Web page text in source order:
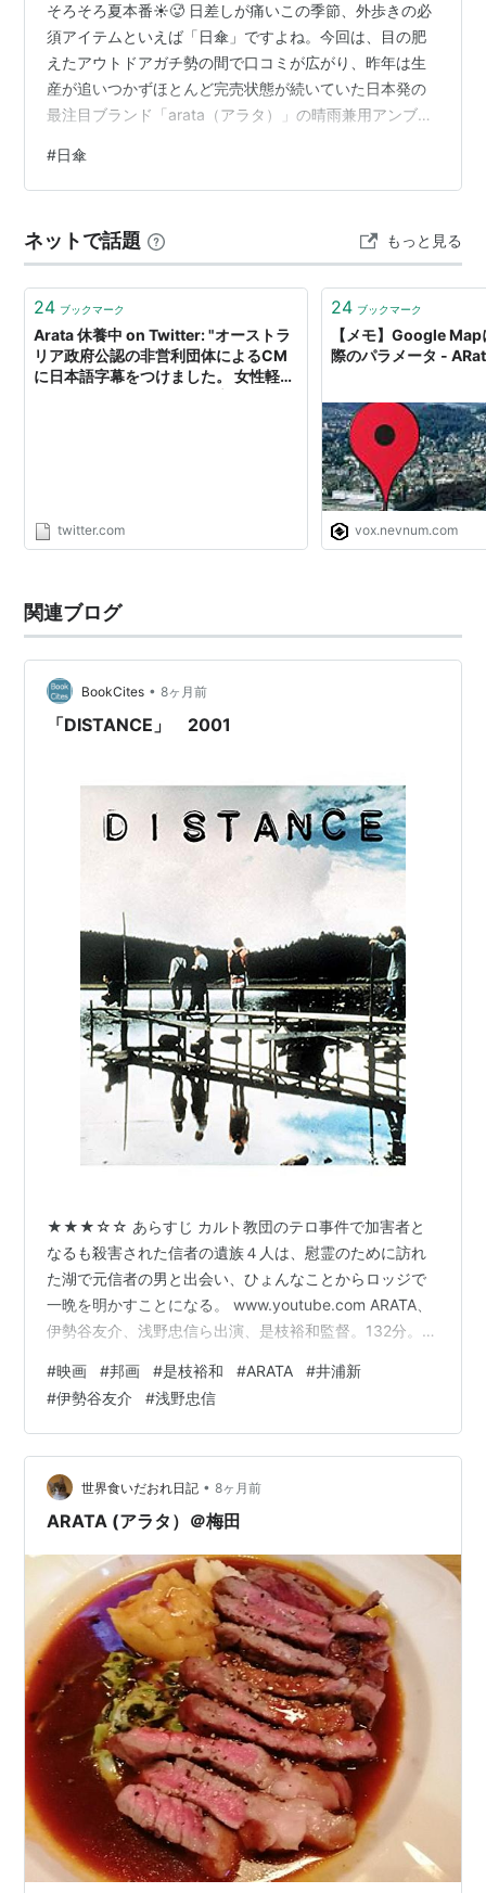
そろそろ夏本番☀️🥵 日差しが痛いこの季節、外歩きの必
須アイテムといえば「日傘」ですよね。今回は、目の肥
えたアウトドアガチ勢の間で口コミが広がり、昨年は生
産が追いつかずほとんど完売状態が続いていた日本発の
最注目ブランド「arata（アラタ）」の晴雨兼用アンブレ
有欲を満たしてくれるこだわり抜かれた名作。なんと、
昨年便利すぎて「折りたたみタイプ（AU-08）」と「折
た。 正式に、今年最新のアップデートを果たして行き着
いた結論をお話しします。 「今シーズン買うなら長傘よ
り折りたたみ（AU-08…
#日傘
ネットで話題 もっと見る
24 ブックマーク
Arata 休養中 on Twitter: "オーストラ
リア政府公認の非営利団体によるCM
に日本語字幕をつけました。 女性軽視
twitter.com
24 ブックマーク
【メモ】Google
際のパラメータ -
vox.nevnum.com
関連ブログ
BookCites • 8ヶ月前
「DISTANCE」 2001
★★★☆☆ あらすじ カルト教団のテロ事件で加害者と
なるも殺害された信者の遺族４人は、慰霊のために訪れ
た湖で元信者の男と出会い、ひょんなことからロッジで
一晩を明かすことになる。 www.youtube.com ARATA、
伊勢谷友介、浅野忠信ら出演、是枝裕和監督。132分。
だ。男女４人が集合し、親族が殺された山奥の湖に車で
向かう。最初、彼らが何者であるかは明確に示されな
い。車中での会話もとりとめのないもので、事件に関す
る情報はほぼ何もない湖で静かに手を合わせた以外は、
まるでピクニックのようだ。 家族のように見えなくもな
い４人だったが、停めてお…
#映画 #邦画 #是枝裕和 #ARATA #井浦新
#伊勢谷友介 #浅野忠信
世界食いだおれ日記 • 8ヶ月前
ARATA (アラタ）＠梅田